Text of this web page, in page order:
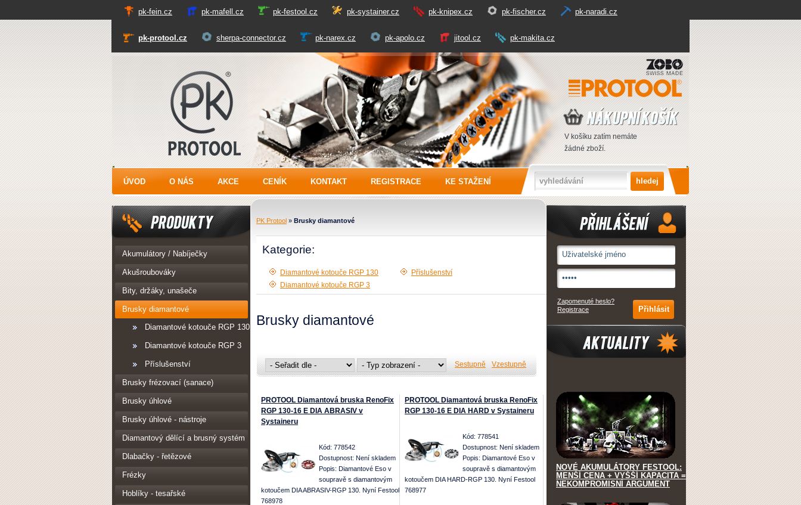
pk-fein.cz pk-mafell.cz pk-festool.cz pk-systainer.cz pk-knipex.cz pk-fischer.cz pk-naradi.cz
pk-protool.cz sherpa-connector.cz pk-narex.cz pk-apolo.cz jitool.cz pk-makita.cz
PK Protool
V košíku zatím nemáte
žádné zboží.
ÚVOD O NÁS AKCE CENÍK KONTAKT REGISTRACE KE STAŽENÍ
Produkty
Akumulátory / Nabíječky
Akušroubováky
Bity, držáky, unašeče
Brusky diamantové
Diamantové kotouče RGP 130
Diamantové kotouče RGP 3
Příslušenství
Brusky frézovací (sanace)
Brusky úhlové
Brusky úhlové - nástroje
Diamantový dělící a brusný systém
Dlabačky - řetězové
Frézky
Hoblíky - tesařské
Přihlášení
Zapomenuté heslo?
Registrace
NOVÉ AKUMULÁTORY FESTOOL:
MENŠÍ CENA + VYŠŠÍ KAPACITA =
NEKOMPROMISNÍ ARGUMENT
PK Protool » Brusky diamantové
Kategorie:
Diamantové kotouče RGP 130
Diamantové kotouče RGP 3
Příslušenství
Brusky diamantové
Sestupně Vzestupně
PROTOOL Diamantová bruska RenoFix
RGP 130-16 E DIA ABRASIV v
Systaineru
Kód: 778542
Dostupnost: Není skladem
Popis: Diamantové Eso v
soupravě s diamantovým
kotoučem DIA ABRASIV-RGP 130. Nyní Festool
768978
PROTOOL Diamantová bruska RenoFix
RGP 130-16 E DIA HARD v Systaineru
Kód: 778541
Dostupnost: Není skladem
Popis: Diamantové Eso v
soupravě s diamantovým
kotoučem DIA HARD-RGP 130. Nyní Festool
768977